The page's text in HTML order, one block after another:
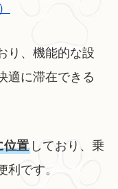
り、機能的な設
適に滞在できる
位置しており、乗
利です。